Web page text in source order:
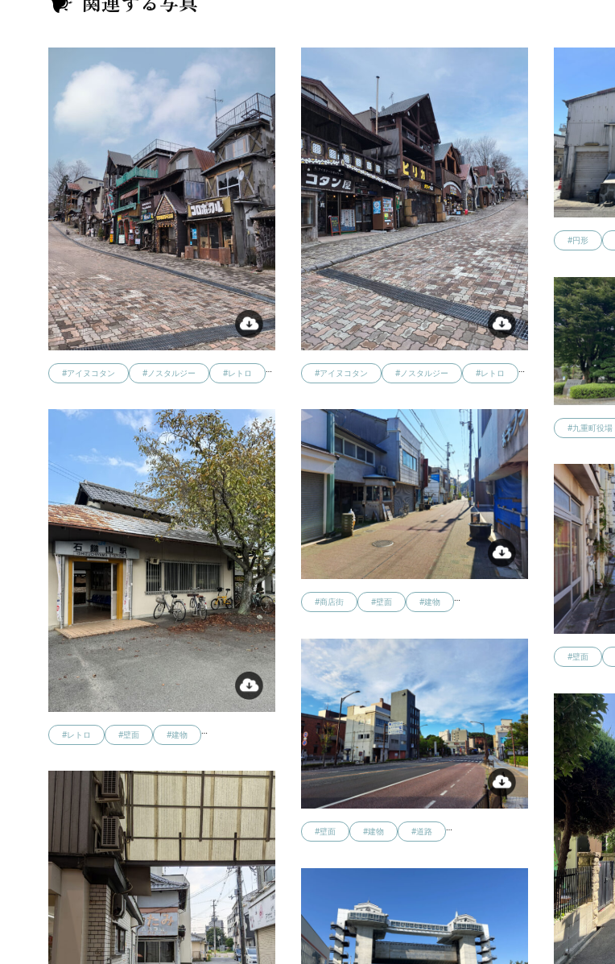
#アイヌコタン #ノスタルジー #レトロ #アイヌコタン #ノスタルジー #レトロ
#円形
#九重町役場
#レトロ #壁面 #建物
#商店街 #壁面 #建物 …
#壁面
#壁面 #建物 #道路 …